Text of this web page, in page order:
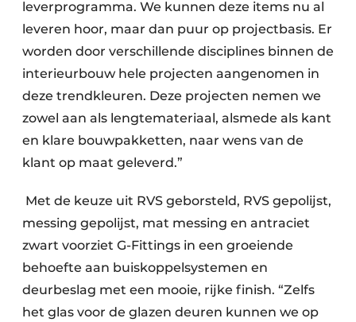
leverprogramma. We kunnen deze items nu al
leveren hoor, maar dan puur op projectbasis. Er
worden door verschillende disciplines binnen de
interieurbouw hele projecten aangenomen in
deze trendkleuren. Deze projecten nemen we
zowel aan als lengtemateriaal, alsmede als kant
en klare bouwpakketten, naar wens van de
klant op maat geleverd.”
Met de keuze uit RVS geborsteld, RVS gepolijst,
messing gepolijst, mat messing en antraciet
zwart voorziet G-Fittings in een groeiende
behoefte aan buiskoppelsystemen en
deurbeslag met een mooie, rijke finish. “Zelfs
het glas voor de glazen deuren kunnen we op